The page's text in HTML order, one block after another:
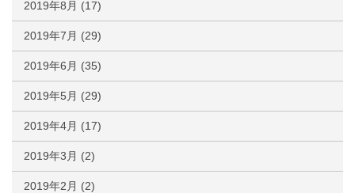
2019年8月 (17)
2019年7月 (29)
2019年6月 (35)
2019年5月 (29)
2019年4月 (17)
2019年3月 (2)
2019年2月 (2)